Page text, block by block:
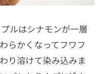
ルはシナモンが一層
らかくなってフワフ
り溶けて染み込みま